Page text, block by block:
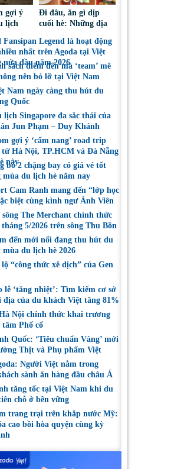
gợi ý
lịch
đồng
Đi đâu, ăn gì dịp
cuối hè: Những địa
Việt tìm kiếm nhiều
nhất trên Agoda
Fansipan Legend là hoạt động
nhất trên Agoda tại Việt
nửa đầu năm 2026
sách điểm đến mà ‘team’ mê
nên bỏ lỡ tại Việt Nam
Nam ngày càng thu hút du
Quốc
lịch Singapore đa sắc thái của
Jun Phạm – Duy Khánh
gợi ý ‘cẩm nang’ road trip
Hà Nội, TP.HCM và Đà Nẵng
này
bố 2 chặng bay có giá vé tốt
du lịch hè năm nay
Cam Ranh mang đến “lớp học
biệt cùng kình ngư Ánh Viên
The Merchant chính thức
5/2026 trên sông Thu Bồn
đến mới nổi đang thu hút du
mùa du lịch hè 2026
“công thức xê dịch” của Gen
lễ ‘tăng nhiệt’: Tìm kiếm cơ sở
của du khách Việt tăng 81%
Nội chính thức khai trương
Phố cổ
Quốc: ‘Tiêu chuẩn Vàng’ mới
Thịt và Phụ phẩm Việt
Người Việt nằm trong
sành ăn hàng đầu châu Á
tăng tốc tại Việt Nam khi du
chỗ ở bền vững
trang trại trên khắp nước Mỹ:
cao bồi hòa quyện cùng kỳ